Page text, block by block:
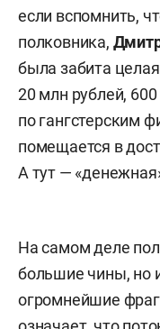
если вспомнить,
полковника,
была забита
20 млн рублей,
по гангстерским
помещается в
А тут —
На самом деле
большие чины, но
огромнейшие